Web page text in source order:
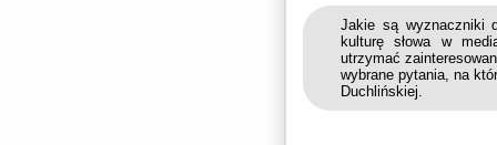
Jakie są wyznaczniki
kulturę słowa w
utrzymać
wybrane pytania, na
Duchlińskiej.